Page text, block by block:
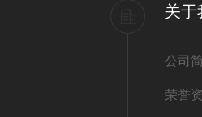
关于
公司
荣誉